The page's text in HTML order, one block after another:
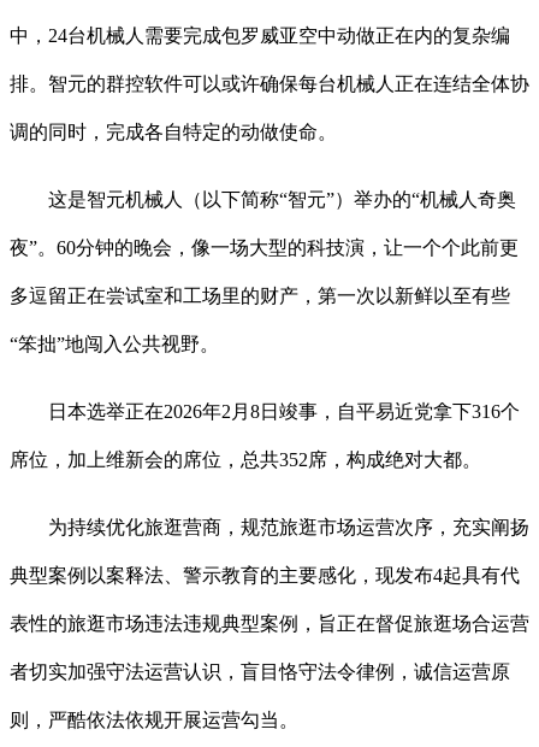
中，24台机械人需要完成包罗威亚空中动做正在内的复杂编
排。智元的群控软件可以或许确保每台机械人正在连结全体协
调的同时，完成各自特定的动做使命。
这是智元机械人（以下简称“智元”）举办的“机械人奇奥
夜”。60分钟的晚会，像一场大型的科技演，让一个个此前更
多逗留正在尝试室和工场里的财产，第一次以新鲜以至有些
“笨拙”地闯入公共视野。
日本选举正在2026年2月8日竣事，自平易近党拿下316个
席位，加上维新会的席位，总共352席，构成绝对大都。
为持续优化旅逛营商，规范旅逛市场运营次序，充实阐扬
典型案例以案释法、警示教育的主要感化，现发布4起具有代
表性的旅逛市场违法违规典型案例，旨正在督促旅逛场合运营
者切实加强守法运营认识，盲目恪守法令律例，诚信运营原
则，严酷依法依规开展运营勾当。